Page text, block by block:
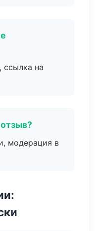
ссылка на
модерация в